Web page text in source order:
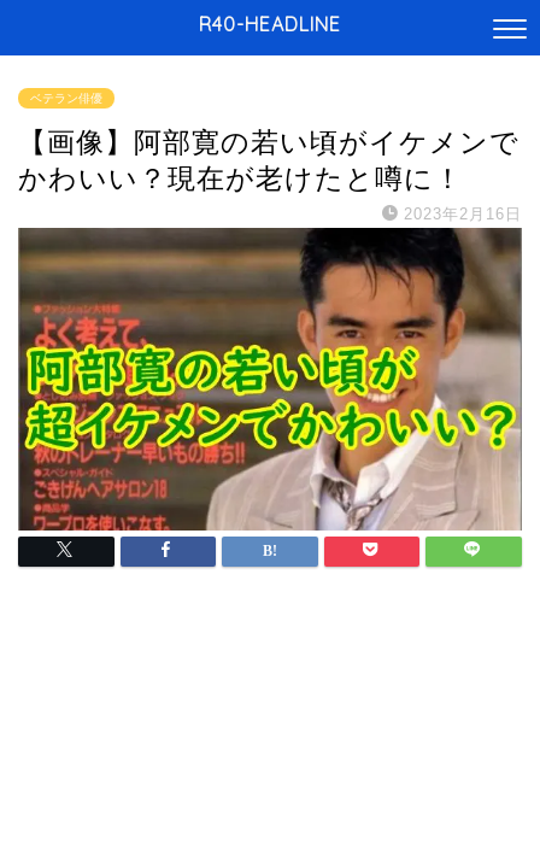
R40-HEADLINE
ベテラン俳優
【画像】阿部寛の若い頃がイケメンで
かわいい？現在が老けたと噂に！
2023年2月16日